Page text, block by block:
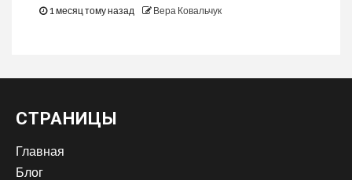
1 месяц тому назад Вера Ковальчук
СТРАНИЦЫ
Главная
Блог